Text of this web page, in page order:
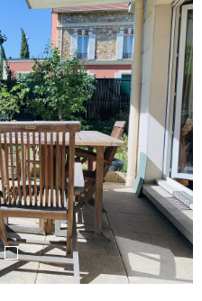
BIENS
NOTRE
CONTACT